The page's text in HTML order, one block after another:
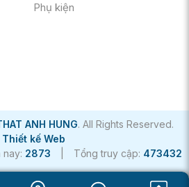
Phụ kiện
ANH HUNG. All Rights Reserved.
Thiết kế Web
nay: 2873 Tổng truy cập: 473432